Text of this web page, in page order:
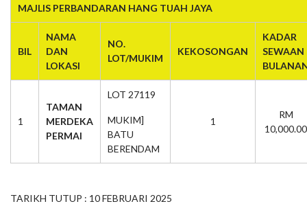
MAJLIS PERBANDARAN HANG TUAH JAYA
BIL
NAMA
DAN
LOKASI
NO.
LOT/MUKIM
KEKOSONGAN
KADAR
SEWAAN
1
TAMAN
MERDEKA
PERMAI
LOT 27119
MUKIM]
BATU
BERENDAM
1
RM
10,000.00
TARIKH TUTUP : 10 FEBRUARI 2025